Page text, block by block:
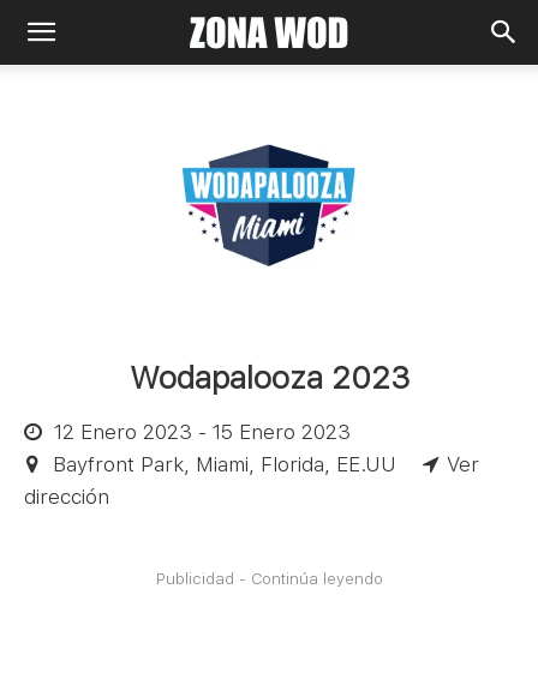
Wodapalooza 2023
12 Enero 2023 - 15 Enero 2023
Bayfront Park, Miami, Florida, EE.UU
Ver
dirección
Publicidad - Continúa leyendo